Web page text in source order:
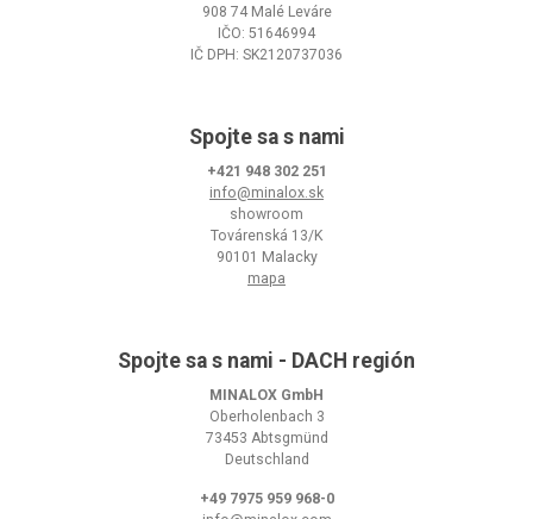
908 74 Malé Leváre
IČO: 51646994
IČ DPH: SK2120737036
Spojte sa s nami
+421 948 302 251
info@minalox.sk
showroom
Továrenská 13/K
90101 Malacky
mapa
Spojte sa s nami - DACH región
MINALOX GmbH
Oberholenbach 3
73453 Abtsgmünd
Deutschland
+49 7975 959 968-0